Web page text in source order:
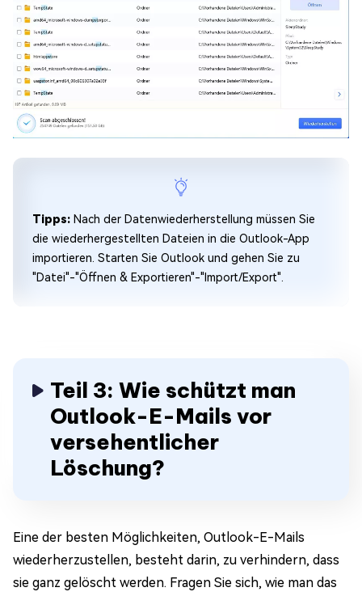
Tipps: Nach der Datenwiederherstellung müssen Sie
die wiederhergestellten Dateien in die Outlook-App
importieren. Starten Sie Outlook und gehen Sie zu
"Datei"-"Öffnen & Exportieren"-"Import/Export".
Teil 3: Wie schützt man
Outlook-E-Mails vor
versehentlicher
Löschung?
Eine der besten Möglichkeiten, Outlook-E-Mails
wiederherzustellen, besteht darin, zu verhindern, dass
sie ganz gelöscht werden. Fragen Sie sich, wie man das